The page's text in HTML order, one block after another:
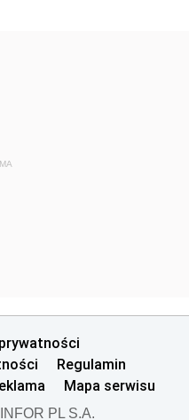
Regulamin
Mapa serwisu
PL S.A.